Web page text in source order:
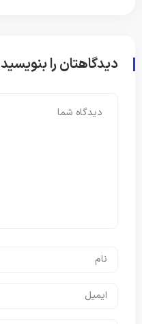
دیدگاهتان را بنویسید